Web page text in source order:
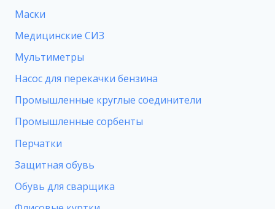
Маски
Медицинские СИЗ
Мультиметры
Насос для перекачки бензина
Промышленные круглые соединители
Промышленные сорбенты
Перчатки
Защитная обувь
Обувь для сварщика